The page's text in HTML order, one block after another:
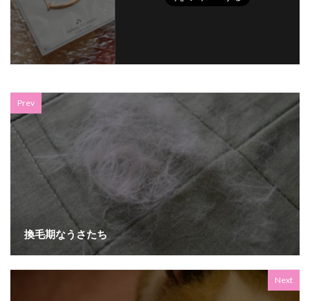
Prev
換毛期なうさたち
Next